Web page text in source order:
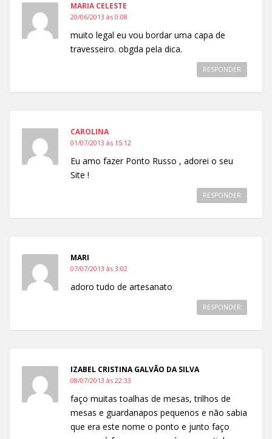
MARIA CELESTE
20/06/2013 às 0:08
muito legal eu vou bordar uma capa de
travesseiro. obgda pela dica.
RESPONDER
CAROLINA
01/07/2013 às 15:12
Eu amo fazer Ponto Russo , adorei o seu
Site !
RESPONDER
MARI
07/07/2013 às 3:02
adoro tudo de artesanato
RESPONDER
IZABEL CRISTINA GALVÃO DA SILVA
08/07/2013 às 22:33
faço muitas toalhas de mesas, trilhos de
mesas e guardanapos pequenos e não sabia
que era este nome o ponto e junto faço